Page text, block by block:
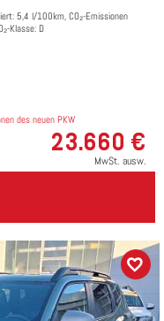
5,4 l/100km, CO₂-Emissionen
Klasse: D
des neuen PKW
23.660 €
MwSt. ausw.